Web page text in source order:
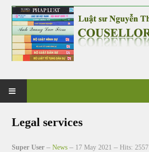
Legal services
Super User News 17 May 2021 Hits: 2557